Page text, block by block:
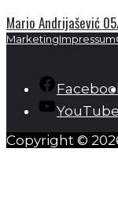
Mario Andrijašević
MarketingImpressum
YouTube
Copyright ©